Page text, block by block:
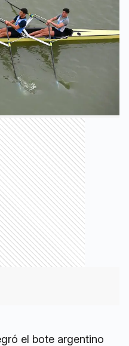
el bote argentino